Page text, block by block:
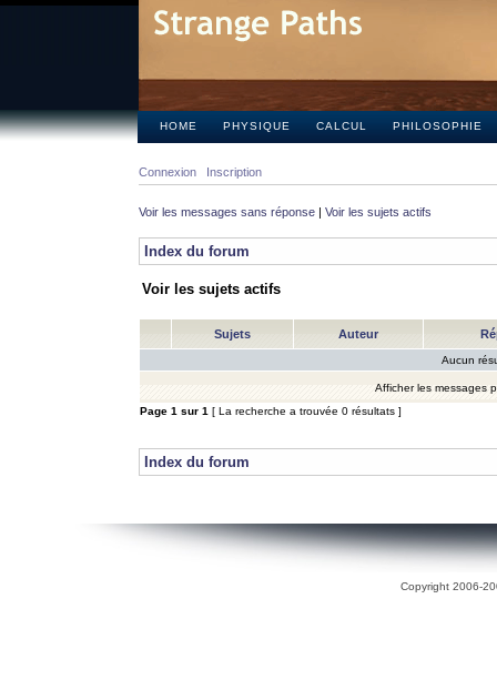
HOME PHYSIQUE CALCUL PHILOSOPHIE
Connexion Inscription
Voir les messages sans réponse | Voir les sujets actifs
Index du forum
Voir les sujets actifs
Sujets Auteur
Aucun
Afficher les messages
Page 1 sur 1 [ La recherche a trouvée 0 résultats ]
Index du forum
Copyright 2006-